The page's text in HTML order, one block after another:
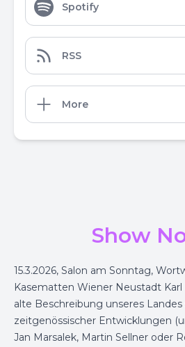
Spotify
RSS
More
Show
15.3.2026, Salon am Sonntag,
Kasematten Wiener Neustadt Karl
alte Beschreibung unseres
zeitgenössischer Entwicklungen
Jan Marsalek, Martin Sellner oder